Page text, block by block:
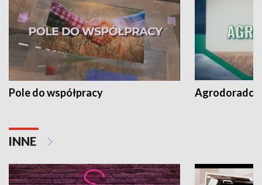
Pole do współpracy Agrodoradcy
INNE